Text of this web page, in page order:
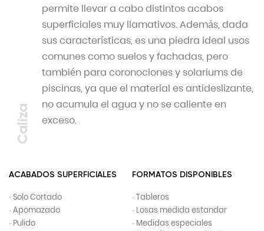
permite llevar a cabo distintos acabos
superficiales muy llamativos. Además, dada
sus características, es una piedra ideal usos
comunes como suelos y fachadas, pero
también para coronociones y solariums de
piscinas, ya que el material es antideslizante,
no acumula el agua y no se caliente en
exceso.
Caliza
ACABADOS SUPERFICIALES
· Solo Cortado
· Apomazado
· Pulido
FORMATOS DISPONIBLES
· Tableros
· Losas medida estandar
· Medidas especiales